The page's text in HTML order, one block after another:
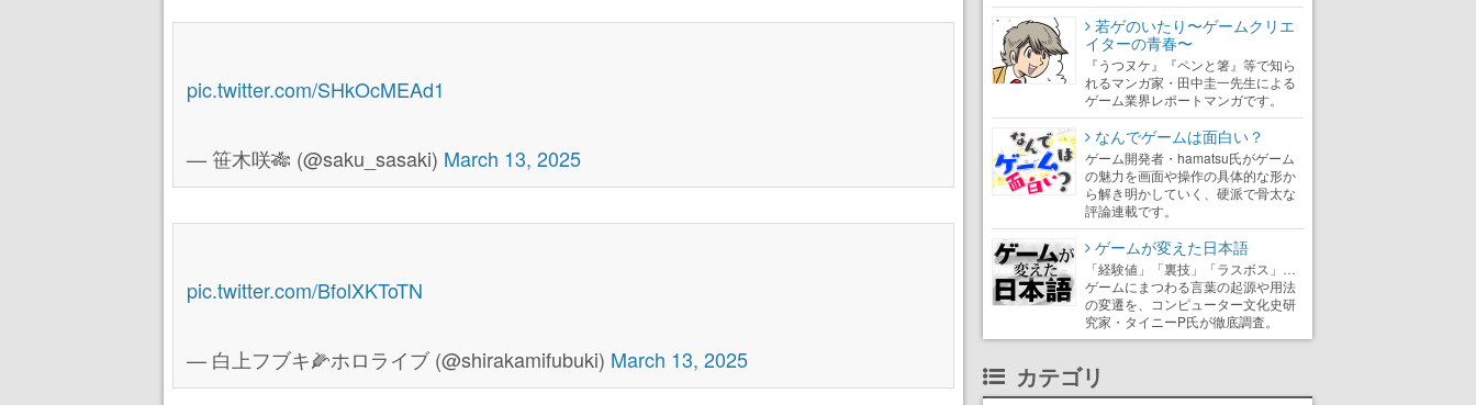
pic.twitter.com/SHkOcMEAd1
— 笹木咲🎋 (@saku_sasaki) March 13, 2025
pic.twitter.com/BfolXKToTN
— 白上フブキ🌽ホロライブ (@shirakamifubuki) March 13, 2025
若ゲのいたり〜ゲームクリエ
イターの青春〜
『うつヌケ』『ペンと箸』等で知ら
れるマンガ家・田中圭一先生による
ゲーム業界レポートマンガです。
なんでゲームは面白い？
ゲーム開発者・hamatsu氏がゲーム
の魅力を画面や操作の具体的な形か
ら解き明かしていく、硬派で骨太な
評論連載です。
ゲームが変えた日本語
「経験値」「裏技」「ラスボス」…
ゲームにまつわる言葉の起源や用法
の変遷を、コンピューター文化史研
究家・タイニーP氏が徹底調査。
カテゴリ